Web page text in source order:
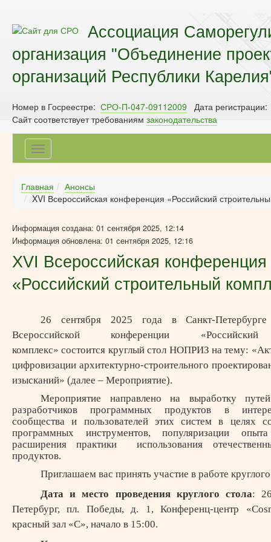
Ассоциация
организация "Объединение
организаций Республики
Номер в Госреестре: СРО-П-047-09112009 Дата
Сайт соответствует требованиям законодательства
Toggle
navigation
Главная
Анонсы
XVI Всероссийская конференция «Российский
Информация создана: 01 сентября 2025, 12:14
Информация обновлена: 01 сентября 2025, 12:16
XVI Всероссийская конференция
«Российский строительный
26 сентября 2025 года в Санкт-
Всероссийской конференции «Российский
комплекс» состоится круглый стол НОПРИЗ на тему:
цифровизации архитектурно-строительного
изысканий» (далее – Мероприятие).
Мероприятие направлено на выработку путей
разработчиков программных продуктов в
сообщества и пользователей этих систем в целях
программных инструментов, популяризации
расширения практики использования
продуктов.
Приглашаем вас принять участие в работе
Дата и место проведения круглого стола:
Петербург, пл. Победы, д. 1, Конференц-центр
красный зал «С», начало в 15:00.